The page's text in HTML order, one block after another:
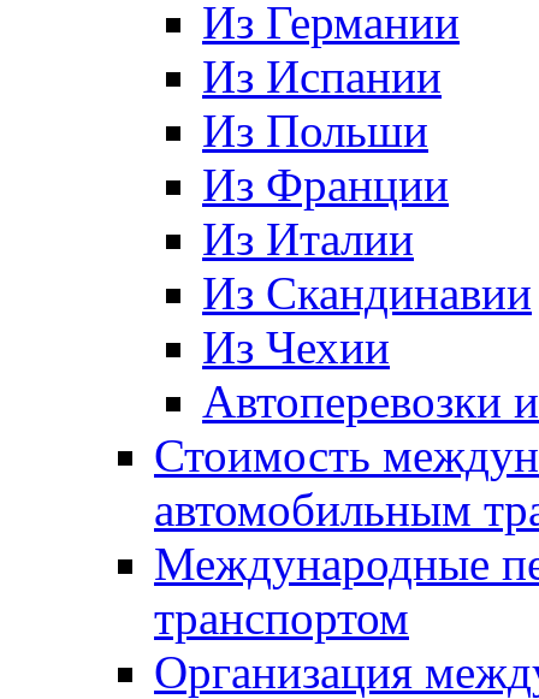
Из Германии
Из Испании
Из Польши
Из Франции
Из Италии
Из Скандинавии
Из Чехии
Автоперевозки
Стоимость
автомобильным
Международные
транспортом
Организация